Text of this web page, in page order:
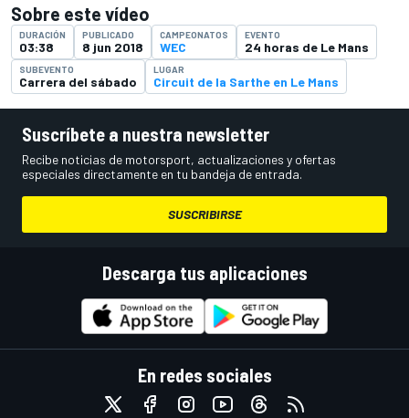
Sobre este vídeo
DURACIÓN
03:38
PUBLICADO
8 jun 2018
CAMPEONATOS
WEC
EVENTO
24 horas de Le Mans
SUBEVENTO
Carrera del sábado
LUGAR
Circuit de la Sarthe en Le Mans
Suscríbete a nuestra newsletter
Recibe noticias de motorsport, actualizaciones y ofertas
especiales directamente en tu bandeja de entrada.
SUSCRIBIRSE
Descarga tus aplicaciones
En redes sociales